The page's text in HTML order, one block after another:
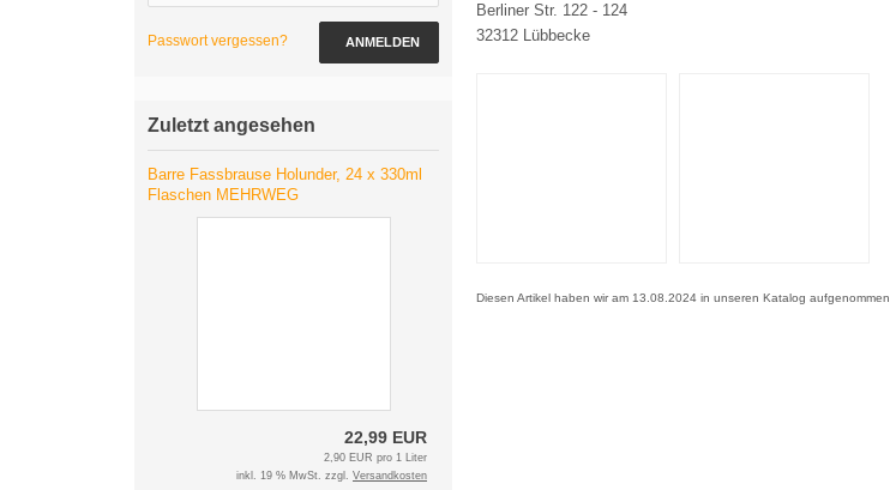
Berliner Str. 122 - 124
32312 Lübbecke
Diesen Artikel haben wir am 13.08.2024 in unseren Katalog aufgenommen.
Passwort vergessen? ANMELDEN
Zuletzt angesehen
Barre Fassbrause Holunder, 24 x 330ml
Flaschen MEHRWEG
22,99 EUR
2,90 EUR pro 1 Liter
inkl. 19 % MwSt. zzgl. Versandkosten